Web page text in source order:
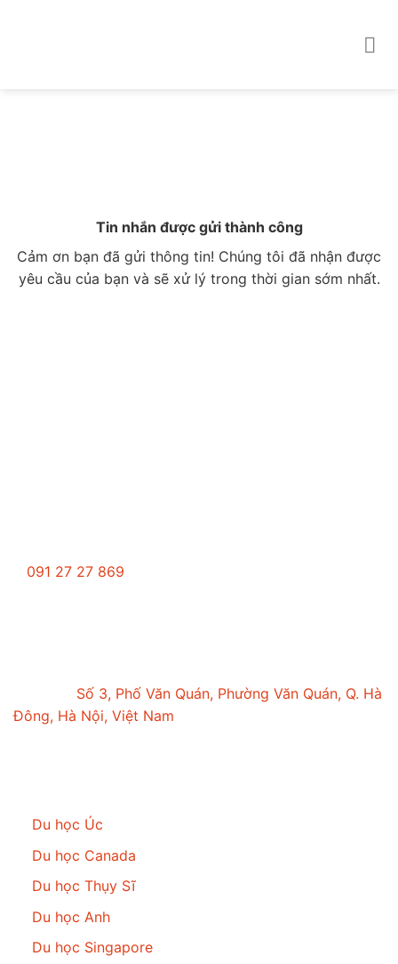
Tin nhắn được gửi thành công
Cảm ơn bạn đã gửi thông tin! Chúng tôi đã nhận được
yêu cầu của bạn và sẽ xử lý trong thời gian sớm nhất.
091 27 27 869
Số 3, Phố Văn Quán, Phường Văn Quán, Q. Hà
Đông, Hà Nội, Việt Nam
Du học Úc
Du học Canada
Du học Thụy Sĩ
Du học Anh
Du học Singapore